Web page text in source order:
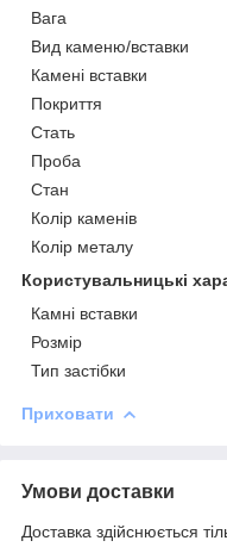
Вага
Вид каменю/вставки
Камені вставки
Покриття
Стать
Проба
Стан
Колір каменів
Колір металу
Користувальницькі
Камні вставки
Розмір
Тип застібки
Приховати
Умови доставки
Доставка здійснюється